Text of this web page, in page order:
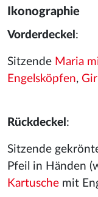
Ikonographie
Vorderdeckel :
Sitzende Maria
Engelsköpfen,
Rückdeckel :
Sitzende
Pfeil in Händen
Kartusche mit